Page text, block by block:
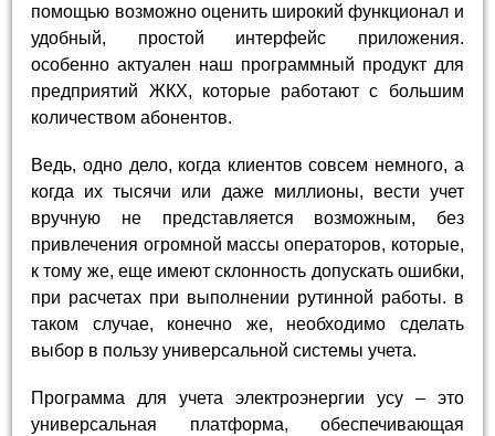
помощью возможно оценить широкий функционал и
удобный, простой интерфейс приложения.
особенно актуален наш программный продукт для
предприятий ЖКХ, которые работают с большим
количеством абонентов.
Ведь, одно дело, когда клиентов совсем немного, а
когда их тысячи или даже миллионы, вести учет
вручную не представляется возможным, без
привлечения огромной массы операторов, которые,
к тому же, еще имеют склонность допускать ошибки,
при расчетах при выполнении рутинной работы. в
таком случае, конечно же, необходимо сделать
выбор в пользу универсальной системы учета.
Программа для учета электроэнергии усу – это
универсальная платформа, обеспечивающая